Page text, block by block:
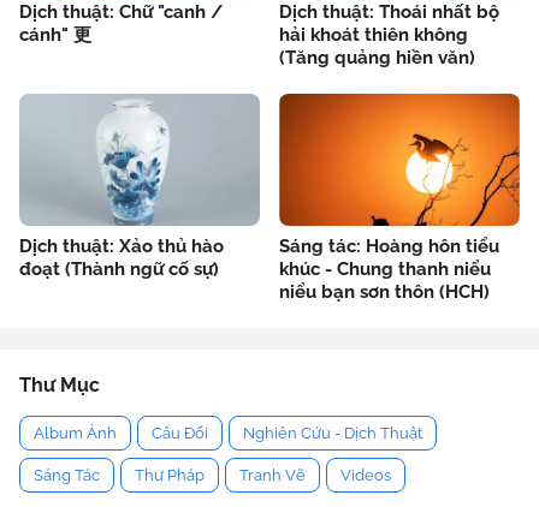
Dịch thuật: Chữ "canh /
cánh" 更
Dịch thuật: Thoái nhất bộ
hải khoát thiên không
(Tăng quảng hiền văn)
Dịch thuật: Xảo thủ hào
đoạt (Thành ngữ cố sự)
Sáng tác: Hoàng hôn tiểu
khúc - Chung thanh niểu
niểu bạn sơn thôn (HCH)
Thư Mục
Album Ảnh Câu Đối Nghiên Cứu - Dịch Thuật
Sáng Tác Thư Pháp Tranh Vẽ Videos